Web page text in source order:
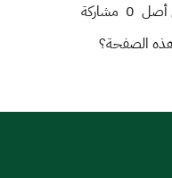
أصل 0 مشاركة
الصفحة؟